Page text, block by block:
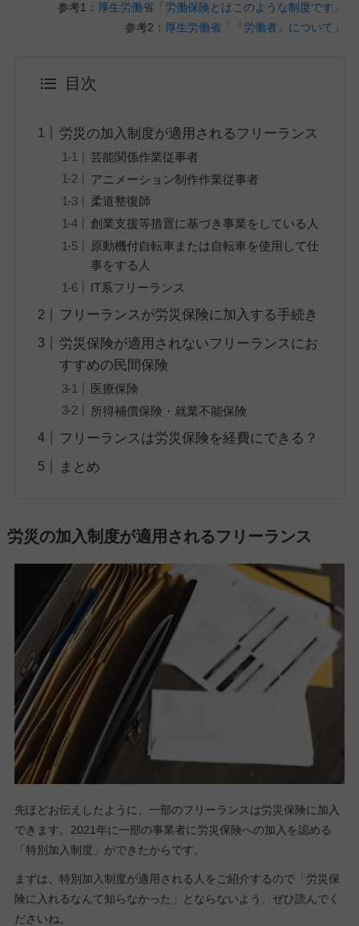
参考1： 厚生労働省「労働保険とはこのような制度です」
参考2： 厚生労働省「『労働者』について」
目次
労災の加入制度が適用されるフリーランス
芸能関係作業従事者
アニメーション制作作業従事者
柔道整復師
創業支援等措置に基づき事業をしている人
原動機付自転車または自転車を使用して仕
事をする人
IT系フリーランス
フリーランスが労災保険に加入する手続き
労災保険が適用されないフリーランスにお
すすめの民間保険
医療保険
所得補償保険・就業不能保険
フリーランスは労災保険を経費にできる？
まとめ
労災の加入制度が適用されるフリーランス
先ほどお伝えしたように、一部のフリーランスは労災保険に加入
できます。2021年に一部の事業者に労災保険への加入を認める
「特別加入制度」ができたからです。
まずは、特別加入制度が適用される人をご紹介するので「労災保
険に入れるなんて知らなかった」とならないよう、ぜひ読んでく
ださいね。